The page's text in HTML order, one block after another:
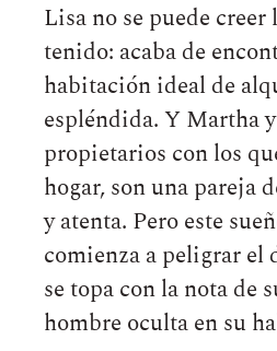
Lisa no se puede creer
tenido: acaba de
habitación ideal de
espléndida. Y Martha
propietarios con los
hogar, son una pareja
y atenta. Pero este
comienza a peligrar el
se topa con la nota de
hombre oculta en su